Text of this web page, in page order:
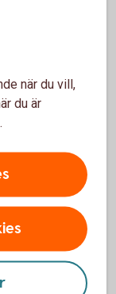
i
kan på
En ETF
när du vill,
du är
.